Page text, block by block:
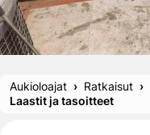
Aukioloajat Ratkaisut
Laastit ja tasoitteet